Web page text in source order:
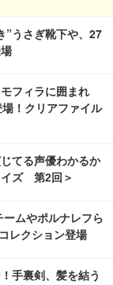
”うさぎ靴下や、27
フィラに囲まれ
！クリアファイル
てる声優わかるか
イズ 第2回＞
ームやポルナレフら
レクション登場
手裏剣、髪を結う